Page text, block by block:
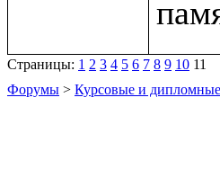
Страницы: 1 2 3 4 5 6 7 8 9 10 11
Форумы > Курсовые и